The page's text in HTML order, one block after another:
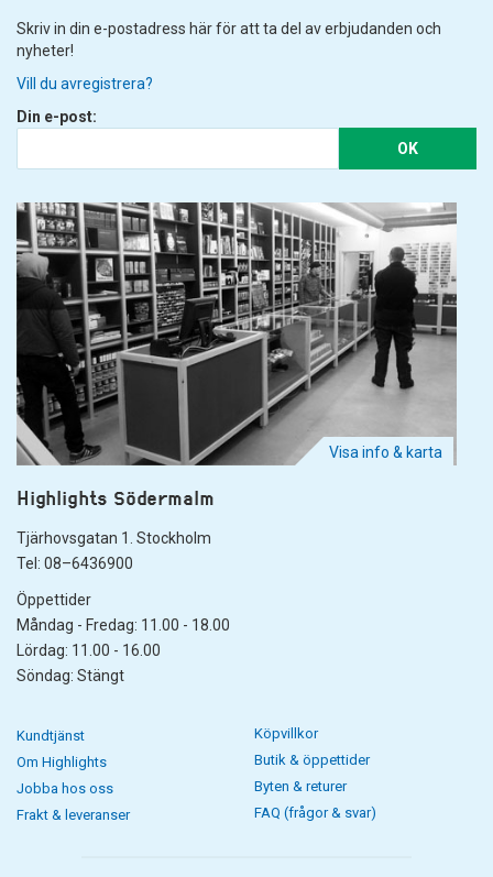
Skriv in din e-postadress här för att ta del av erbjudanden och
nyheter!
Vill du avregistrera?
Din e-post:
OK
Visa info & karta
Highlights Södermalm
Tjärhovsgatan 1. Stockholm
Tel: 08–6436900
Öppettider
Måndag - Fredag: 11.00 - 18.00
Lördag: 11.00 - 16.00
Söndag: Stängt
Kundtjänst
Om Highlights
Jobba hos oss
Frakt & leveranser
Köpvillkor
Butik & öppettider
Byten & returer
FAQ (frågor & svar)